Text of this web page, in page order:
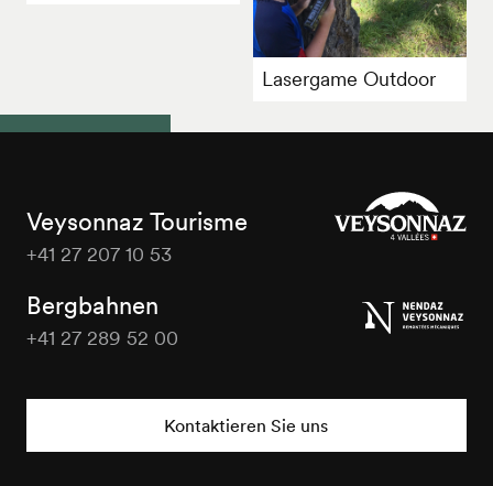
Lasergame Outdoor
Veysonnaz Tourisme
+41 27 207 10 53
Bergbahnen
+41 27 289 52 00
Kontaktieren Sie uns